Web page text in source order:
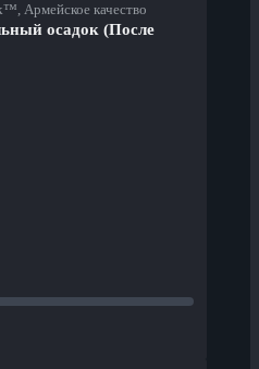
Армейское качество
осадок (После